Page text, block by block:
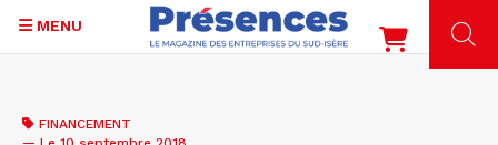
contenu
MENU
FINANCEMENT